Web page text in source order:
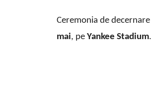
Ceremonia de
mai, pe Yankee Stadium.